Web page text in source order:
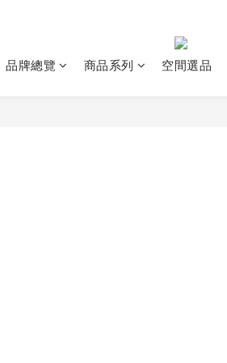
品牌總覽 商品系列 空間選品